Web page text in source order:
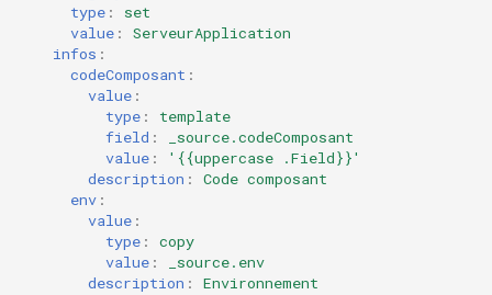
Notes de version Canopsis
Notes de version Canopsis
Notes de version Canopsis
type :
set
value :
ServeurApplication
infos :
codeComposant :
value :
type :
template
field :
_source.codeComposant
value : '{{uppercase
.Field}}'
description :
Code composant
env :
value :
type :
copy
value :
_source.env
description : Environnement